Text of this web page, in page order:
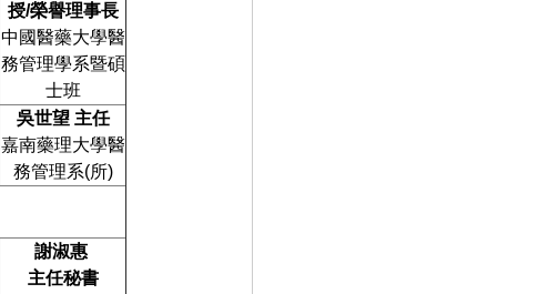
授/榮譽理事長
中國醫藥大學醫
務管理學系暨碩
士班
吳世望 主任
嘉南藥理大學醫
務管理系(所)
謝淑惠
主任秘書